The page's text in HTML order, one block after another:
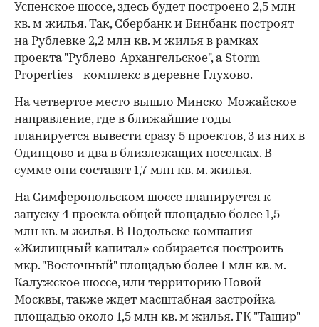
00:00
Успенское шоссе, здесь будет построено 2,5 млн
кв. м жилья. Так, Сбербанк и Бинбанк построят
на Рублевке 2,2 млн кв. м жилья в рамках
проекта "Рублево-Архангельское", а Storm
Properties - комплекс в деревне Глухово.
На четвертое место вышло Минско-Можайское
направление, где в ближайшие годы
планируется вывести сразу 5 проектов, 3 из них в
Одинцово и два в близлежащих поселках. В
сумме они составят 1,7 млн кв. м. жилья.
На Симферопольском шоссе планируется к
запуску 4 проекта общей площадью более 1,5
млн кв. м жилья. В Подольске компания
«Жилищный капитал» собирается построить
мкр. "Восточный" площадью более 1 млн кв. м.
Калужское шоссе, или территорию Новой
Москвы, также ждет масштабная застройка
площадью около 1,5 млн кв. м жилья. ГК "Ташир"